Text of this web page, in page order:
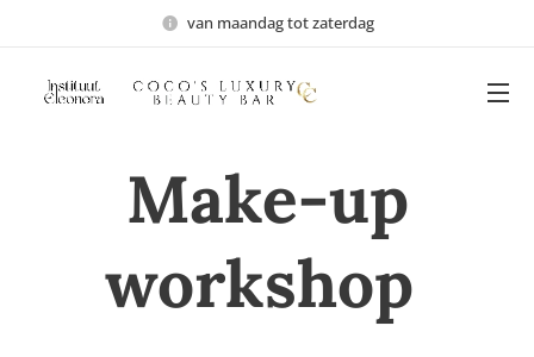
van maandag tot zaterdag
Make-up
workshop